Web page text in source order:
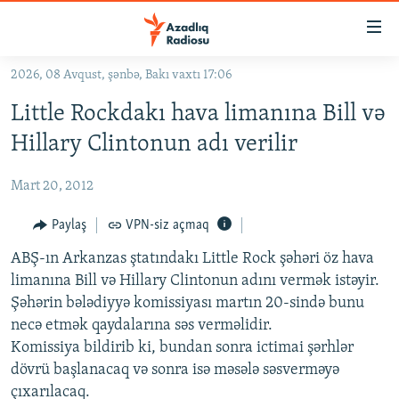
Əsas
qayıt
Əsas
naviqasiyaya
qayıt
KORRUPSIOMETR
#ƏSLINDƏ
FƏRQƏ BAX
QANUNI DOĞRU
ARAŞDIRMA
MULTIMEDIA
VIDEO
FOTOQALEREYA
RADIO ARXIV
OXU ZALI
HAQQIMIZDA
2026, 08 Avqust, şənbə, Bakı vaxtı 17:06
Little Rockdakı hava limanına Bill və
Hillary Clintonun adı verilir
Mart 20, 2012
Paylaş VPN-siz açmaq
ABŞ-ın Arkanzas ştatındakı Little Rock şəhəri öz hava
limanına Bill və Hillary Clintonun adını vermək istəyir.
Şəhərin bələdiyyə komissiyası martın 20-sində bunu
necə etmək qaydalarına səs verməlidir.
Komissiya bildirib ki, bundan sonra ictimai şərhlər
dövrü başlanacaq və sonra isə məsələ səsverməyə
çıxarılacaq.